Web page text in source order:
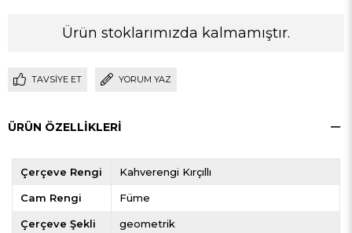
Ürün stoklarımızda kalmamıştır.
TAVSIYE ET YORUM YAZ
ÜRÜN ÖZELLIKLERI
Çerçeve Rengi Kahverengi Kırçıllı
Cam Rengi Füme
Çerçeve Şekli geometrik